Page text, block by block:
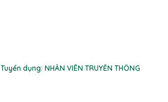
Tuyển dụng: NHÂN VIÊN TRUYỀN THÔNG